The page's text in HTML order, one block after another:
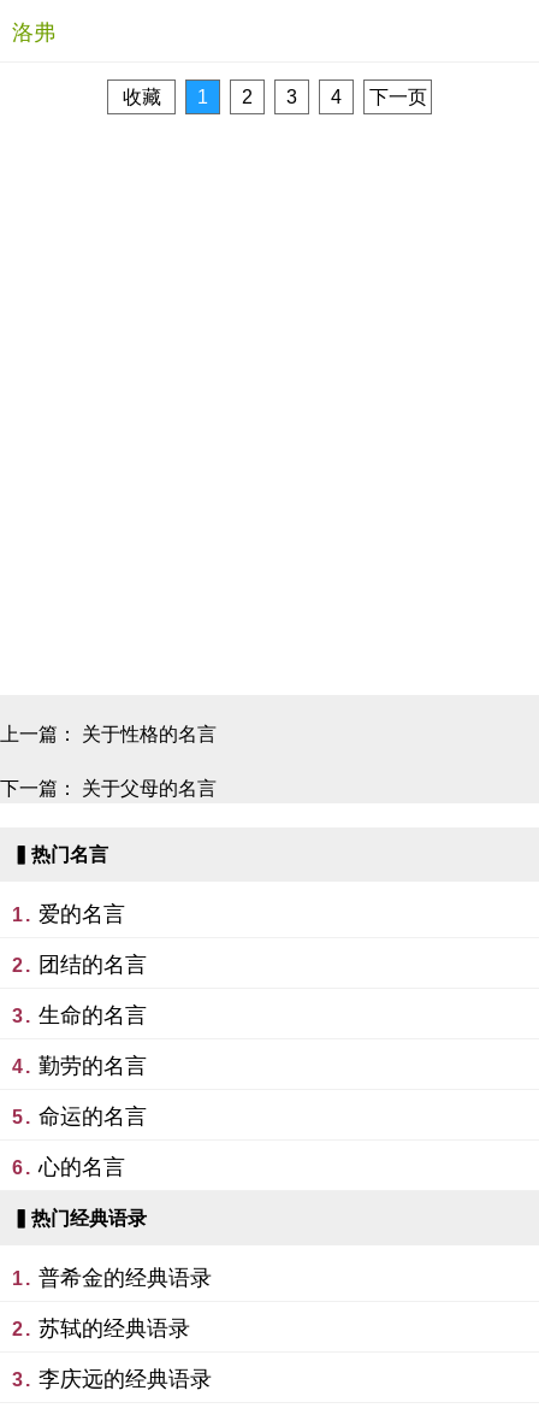
洛弗
收藏 1 2 3 4 下一页
上一篇： 关于性格的名言
下一篇： 关于父母的名言
▍热门名言
1. 爱的名言
2. 团结的名言
3. 生命的名言
4. 勤劳的名言
5. 命运的名言
6. 心的名言
▍热门经典语录
1. 普希金的经典语录
2. 苏轼的经典语录
3. 李庆远的经典语录